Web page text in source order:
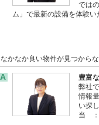
では
ム」で最新の設備を体
なかなか良い物件が見つから
A
豊富
弊社
情報
い探
当